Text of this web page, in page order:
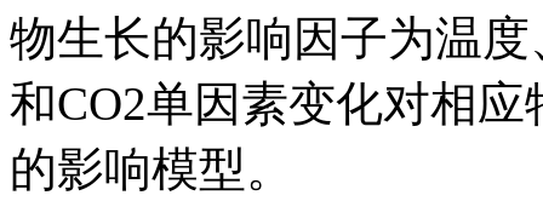
物生长的影响因子为温
和CO2单因素变化对相
的影响模型。